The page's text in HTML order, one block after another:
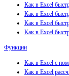
Как в Excel
Как в Excel
Как в Excel
Как в Excel
Функции
Как в Excel с
Как в Excel